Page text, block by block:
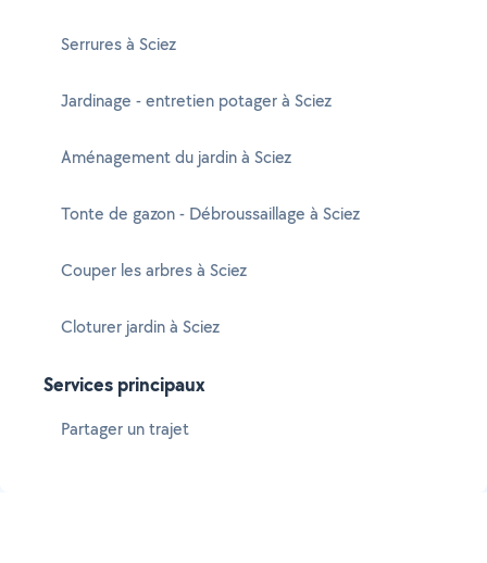
Serrures à Sciez
Jardinage - entretien potager à Sciez
Aménagement du jardin à Sciez
Tonte de gazon - Débroussaillage à Sciez
Couper les arbres à Sciez
Cloturer jardin à Sciez
Services principaux
Partager un trajet